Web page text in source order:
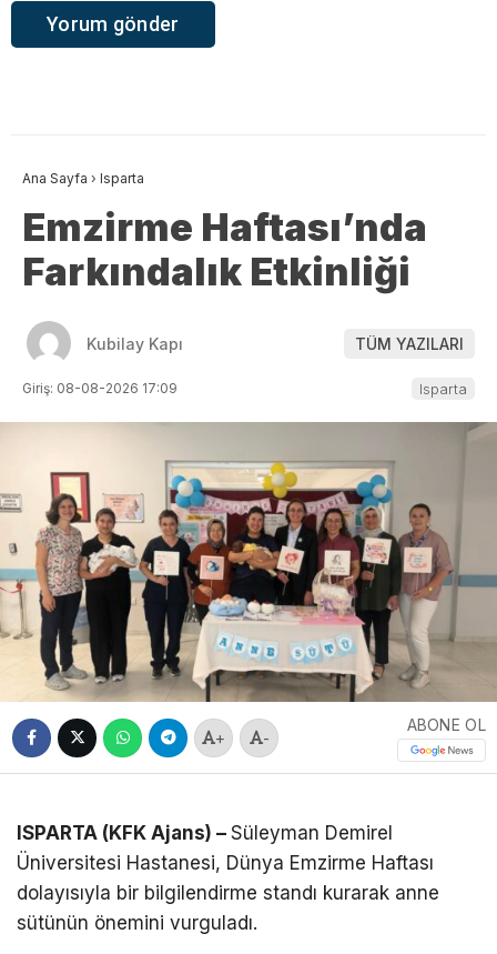
Ana Sayfa › Isparta
Emzirme Haftası’nda
Farkındalık Etkinliği
Kubilay Kapı TÜM YAZILARI
Giriş: 08-08-2026 17:09 Isparta
+ -
ABONE OL
ISPARTA (KFK Ajans) – Süleyman Demirel
Üniversitesi Hastanesi, Dünya Emzirme Haftası
dolayısıyla bir bilgilendirme standı kurarak anne
sütünün önemini vurguladı.